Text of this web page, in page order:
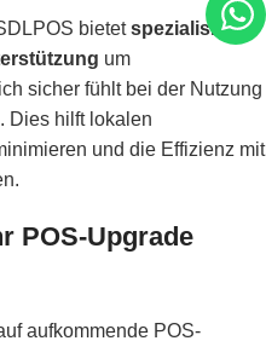
bietetspezialisierte
um
sicher fühlt bei der Nutzung
Dies hilft lokalen
und die Effizienz mit
POS-Upgrade
aufkommende POS-